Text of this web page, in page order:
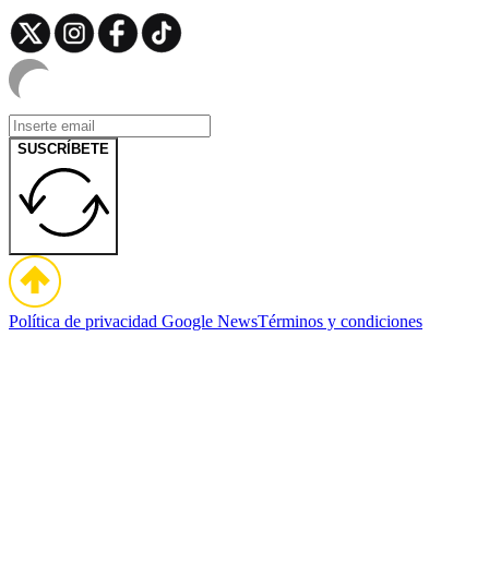
SUSCRÍBETE
Política de privacidad Google NewsTérminos y condiciones